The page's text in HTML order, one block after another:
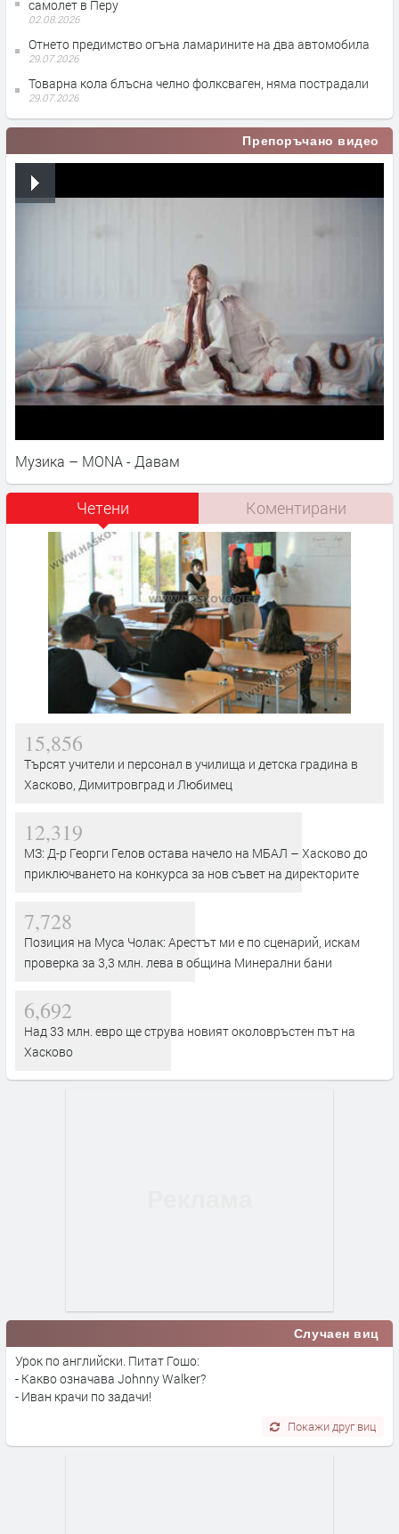
самолет в Перу
02.08.2026
Отнето предимство огъна ламарините на два автомобила
29.07.2026
Товарна кола блъсна челно фолксваген, няма пострадали
29.07.2026
Препоръчано видео
Музика – MONA - Давам
Четени Коментирани
15,856
Търсят учители и персонал в училища и детска градина в
Хасково, Димитровград и Любимец
12,319
МЗ: Д-р Георги Гелов остава начело на МБАЛ – Хасково до
приключването на конкурса за нов съвет на директорите
7,728
Позиция на Муса Чолак: Арестът ми е по сценарий, искам
проверка за 3,3 млн. лева в община Минерални бани
6,692
Над 33 млн. евро ще струва новият околовръстен път на
Хасково
Случаен виц
Урок по английски. Питат Гошо:
- Какво означава Johnny Walker?
- Иван крачи по задачи!
Покажи друг виц